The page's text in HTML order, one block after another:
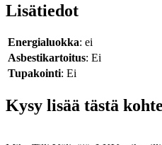
Lisätiedot
Energialuokka: ei
Asbestikartoitus: Ei
Tupakointi: Ei
Kysy lisää tästä